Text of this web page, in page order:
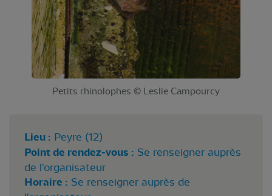
Petits rhinolophes © Leslie Campourcy
Lieu : Peyre (12)
Point de rendez-vous : Se renseigner auprès
de l'organisateur
Horaire : Se renseigner auprès de